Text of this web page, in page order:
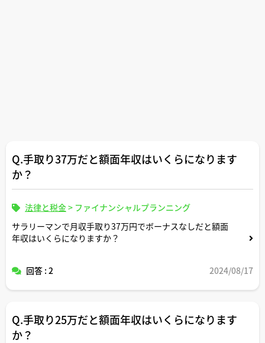
Q.手取り37万だと額面年収はいくらになります
か？
法律と税金> ファイナンシャルプランニング
サラリーマンで月収手取り37万円でボーナスなしだと額面
年収はいくらになりますか？
回答 : 2 2024/08/17
Q.手取り25万だと額面年収はいくらになります
か？